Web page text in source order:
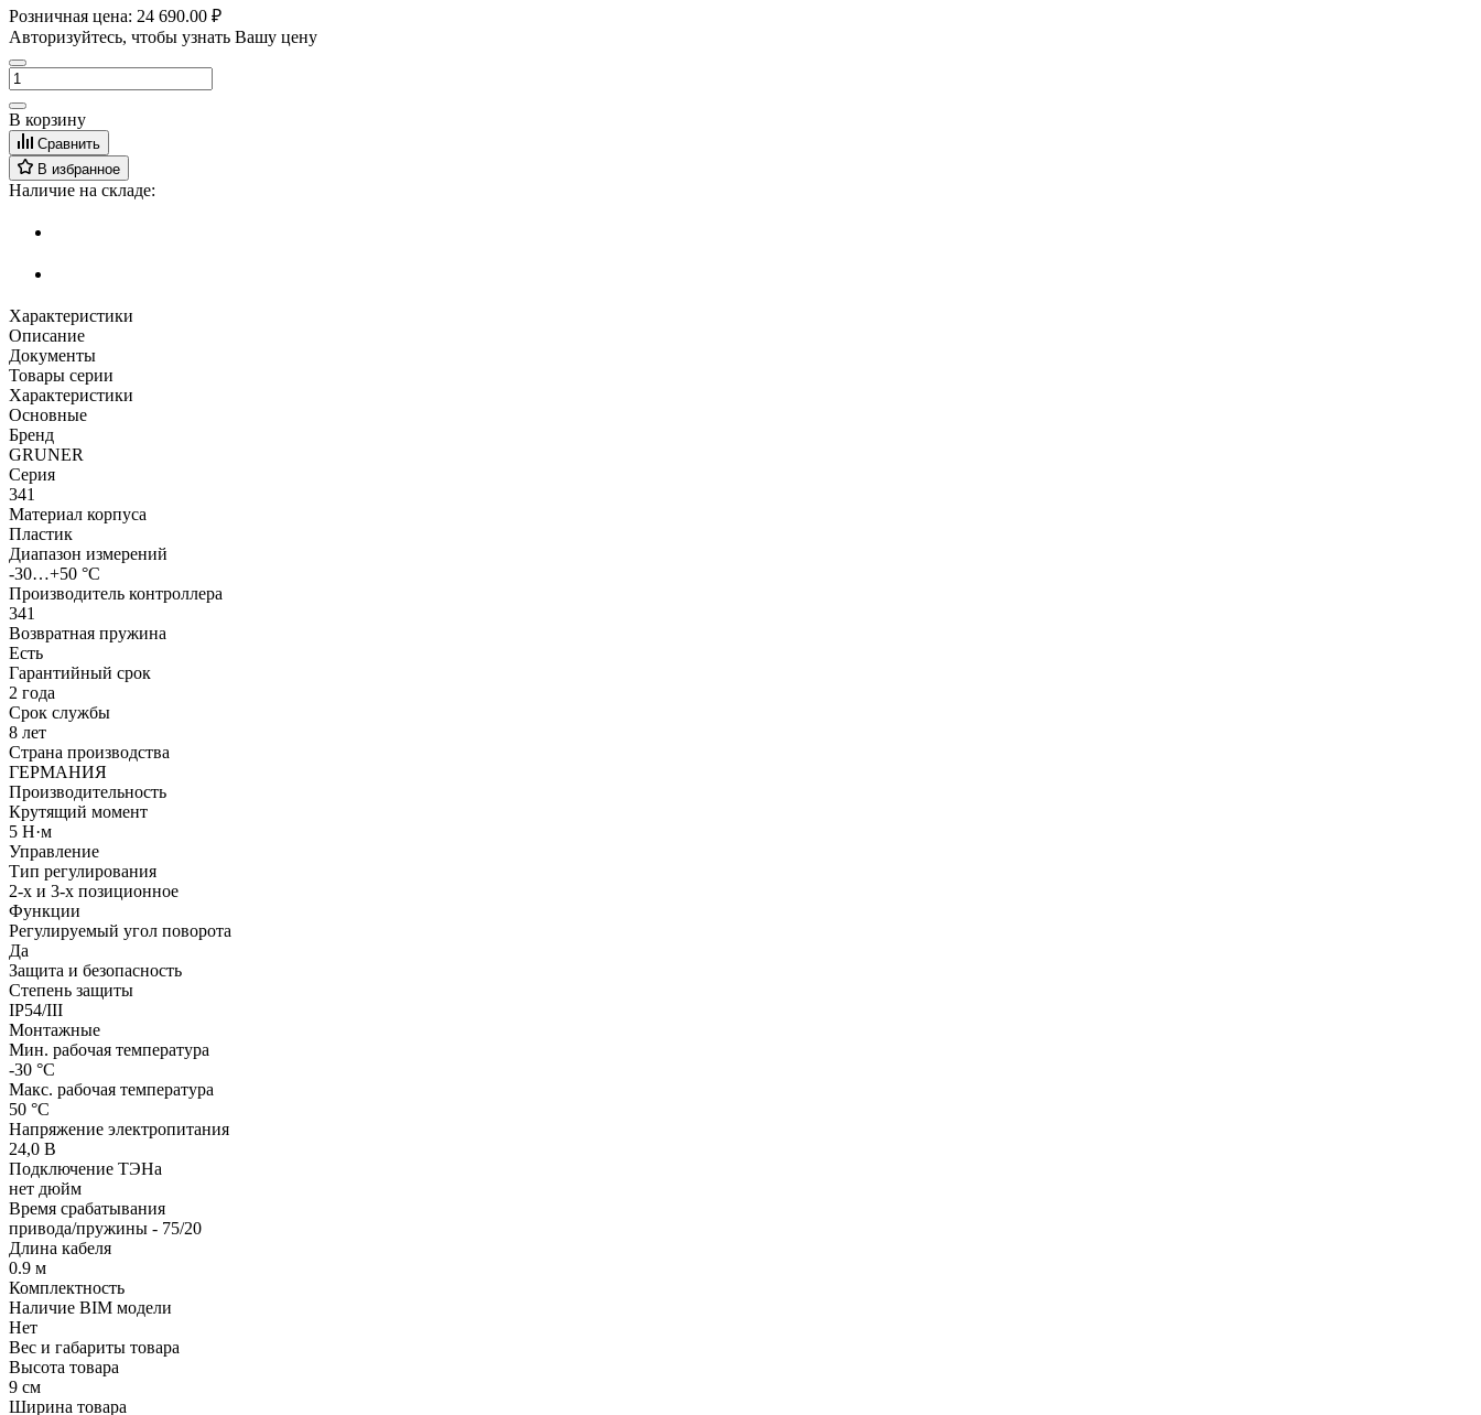
Розничная цена: 24 690.00 ₽
Авторизуйтесь, чтобы узнать Вашу цену
В корзину
Сравнить
В избранное
Наличие на складе:
Характеристики
Описание
Документы
Товары серии
Характеристики
Основные
Бренд
GRUNER
Серия
341
Материал корпуса
Пластик
Диапазон измерений
-30…+50 °С
Производитель контроллера
341
Возвратная пружина
Есть
Гарантийный срок
2 года
Срок службы
8 лет
Страна производства
ГЕРМАНИЯ
Производительность
Крутящий момент
5 Н·м
Управление
Тип регулирования
2-х и 3-х позиционное
Функции
Регулируемый угол поворота
Да
Защита и безопасность
Степень защиты
IP54/III
Монтажные
Мин. рабочая температура
-30 °С
Макс. рабочая температура
50 °С
Напряжение электропитания
24,0 В
Подключение ТЭНа
нет дюйм
Время срабатывания
привода/пружины - 75/20
Длина кабеля
0.9 м
Комплектность
Наличие BIM модели
Нет
Вес и габариты товара
Высота товара
9 см
Ширина товара